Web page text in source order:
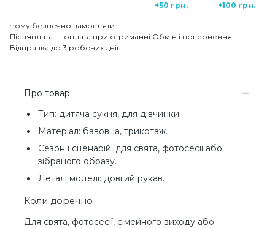
+50 грн. +100 грн.
Чому безпечно замовляти
Післяплата — оплата при отриманні Обмін і повернення
Відправка до 3 робочих днів
Про товар
Тип: дитяча сукня, для дівчинки.
Матеріал: бавовна, трикотаж.
Сезон і сценарій: для свята, фотосесії або
зібраного образу.
Деталі моделі: довгий рукав.
Коли доречно
Для свята, фотосесії, сімейного виходу або